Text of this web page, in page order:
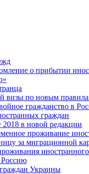
о прибытии
визы по новым
гражданство в
граждан
в новой редакции
проживание
за миграционной
Россию
Украины